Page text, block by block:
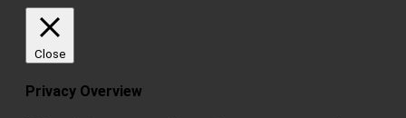
Close
Privacy Overview